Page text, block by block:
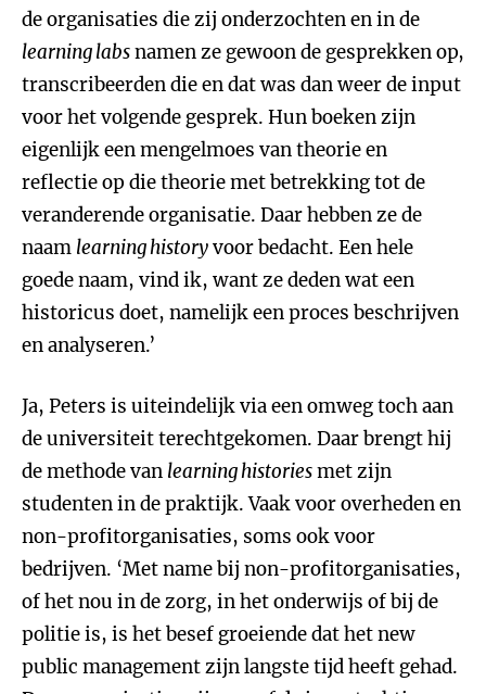
de organisaties die zij onderzochten en in de
learning labsnamen ze gewoon de gesprekken op,
transcribeerden die en dat was dan weer de input
voor het volgende gesprek. Hun boeken zijn
eigenlijk een mengelmoes van theorie en
reflectie op die theorie met betrekking tot de
veranderende organisatie. Daar hebben ze de
naam learning historyvoor bedacht. Een hele
goede naam, vind ik, want ze deden wat een
historicus doet, namelijk een proces beschrijven
en analyseren.’
Ja, Peters is uiteindelijk via een omweg toch aan
de universiteit terechtgekomen. Daar brengt hij
de methode van learning historiesmet zijn
studenten in de praktijk. Vaak voor overheden en
non-profitorganisaties, soms ook voor
bedrijven. ‘Met name bij non-profitorganisaties,
of het nou in de zorg, in het onderwijs of bij de
politie is, is het besef groeiende dat het new
public management zijn langste tijd heeft gehad.